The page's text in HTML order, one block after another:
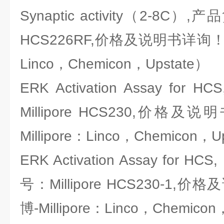
Synaptic activity（2-8C）,产
HCS226RF,价格及说明书详询
Linco，Chemicon，Upstate）
ERK Activation Assay for
Millipore HCS230,价格及说
Millipore：Linco，Chemicon，
ERK Activation Assay for
号：Millipore HCS230-1,价格
博-Millipore：Linco，Chemicon